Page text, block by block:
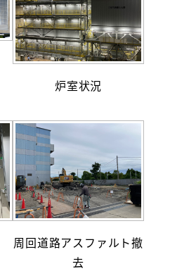
炉室状況
周回道路アスファルト撤
去